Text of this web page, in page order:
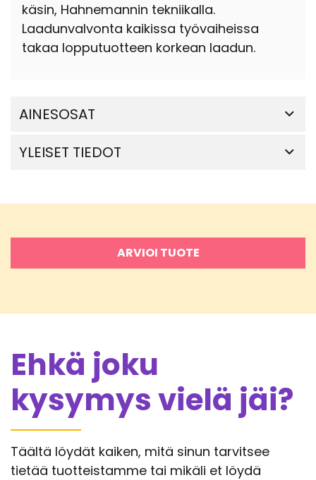
käsin, Hahnemannin tekniikalla.
Laadunvalvonta kaikissa työvaiheissa
takaa lopputuotteen korkean laadun.
AINESOSAT
YLEISET TIEDOT
ARVIOI TUOTE
Ehkä joku
kysymys vielä jäi?
Täältä löydät kaiken, mitä sinun tarvitsee
tietää tuotteistamme tai mikäli et löydä